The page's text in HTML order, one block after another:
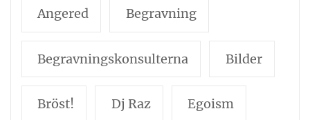
Angered Begravning
Begravningskonsulterna Bilder
Bröst! Dj Raz Egoism